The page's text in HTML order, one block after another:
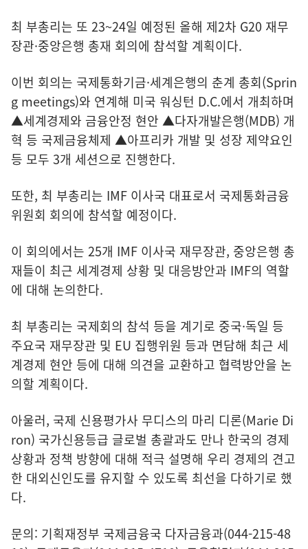
최 부총리는 또 23~24일 예정된 올해 제2차 G20 재무
장관·중앙은행 총재 회의에 참석할 계획이다.
이번 회의는 국제통화기금·세계은행의 춘계 총회(Sprin
g meetings)와 연계해 미국 워싱턴 D.C.에서 개최하며
▲세계경제와 금융안정 현안 ▲다자개발은행(MDB) 개
혁 등 국제금융체제 ▲아프리카 개발 및 성장 제약요인
등 모두 3개 세션으로 진행한다.
또한, 최 부총리는 IMF 이사국 대표로서 국제통화금융
위원회 회의에 참석할 예정이다.
이 회의에서는 25개 IMF 이사국 재무장관, 중앙은행 총
재들이 최근 세계경제 상황 및 대응방안과 IMF의 역할
에 대해 논의한다.
최 부총리는 국제회의 참석 등을 계기로 중국·독일 등
주요국 재무장관 및 EU 집행위원 등과 면담해 최근 세
계경제 현안 등에 대해 의견을 교환하고 협력방안을 논
의할 계획이다.
아울러, 국제 신용평가사 무디스의 마리 디론(Marie Di
ron) 국가신용등급 글로벌 총괄과도 만나 한국의 경제
상황과 정책 방향에 대해 적극 설명해 우리 경제의 견고
한 대외신인도를 유지할 수 있도록 최선을 다하기로 했
다.
문의: 기획재정부 국제금융국 다자금융과(044-215-48